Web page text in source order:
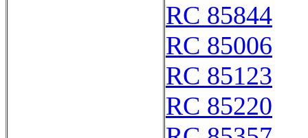
RC 85844
RC 85006
RC 85123
RC 85220